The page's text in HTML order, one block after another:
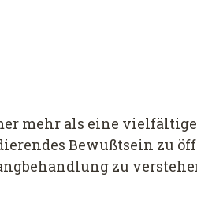
mehr als eine vielfältige
Bewußtsein zu
zu